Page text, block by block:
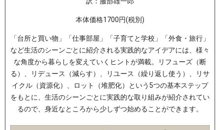
本体価格1700円(税別)
「台所と買い物」「仕事部屋」「子育てと学校」「外食・旅行」
など生活のシーンごとに紹介される実践的なアイデアには、様々
な角度から暮らしを変えていくヒントが満載。リフューズ（断
る）、リデュース（減らす）、リユース（繰り返し使う）、リサ
イクル（資源化）、ロット（堆肥化）という5つの基本ステップ
をもとに、生活のシーンごとに実践的な取り組みが紹介されてい
るので、身近なところから少しずつ始めることができます。